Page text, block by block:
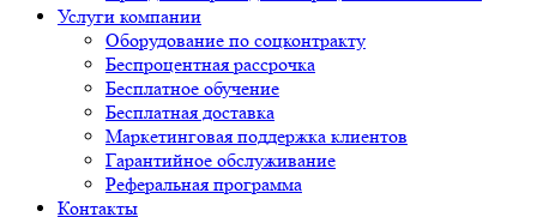
Услуги компании
Оборудование по соцконтракту
Беспроцентная рассрочка
Бесплатное обучение
Бесплатная доставка
Маркетинговая поддержка клиентов
Гарантийное обслуживание
Реферальная программа
Контакты